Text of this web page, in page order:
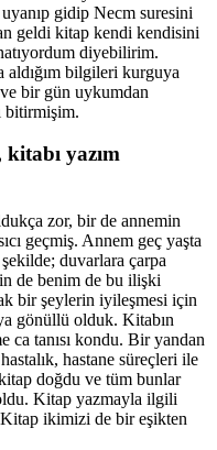
gidip Necm suresini
geldi kitap kendi kendisini
diyebilirim.
bilgileri kurguya
bir gün uykumdan
bitirmişim.
yazım
zor, bir de annemin
geçmiş. Annem geç yaşta
duvarlara çarpa
de benim de bu ilişki
bir şeylerin iyileşmesi için
gönüllü olduk. Kitabın
ca tanısı kondu. Bir yandan
hastane süreçleri ile
doğdu ve tüm bunlar
Kitap yazmayla ilgili
ikimizi de bir eşikten